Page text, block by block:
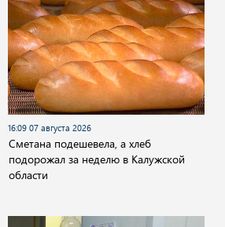
16:09 07 августа 2026
Сметана подешевела, а хлеб
подорожал за неделю в Калужской
области